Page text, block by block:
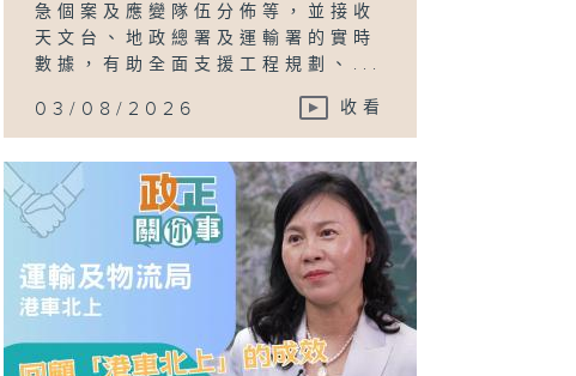
急個案及應變隊伍分佈等，並接收
天文台、地政總署及運輸署的實時
數據，有助全面支援工程規劃、...
03/08/2026 收看